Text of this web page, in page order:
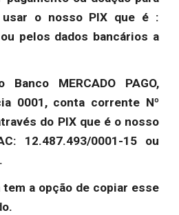
o nosso PIX que é :
pelos dados bancários a
MERCADO PAGO,
0001, conta corrente Nº
do PIX que é o nosso
12.487.493/0001-15 ou
a opção de copiar esse